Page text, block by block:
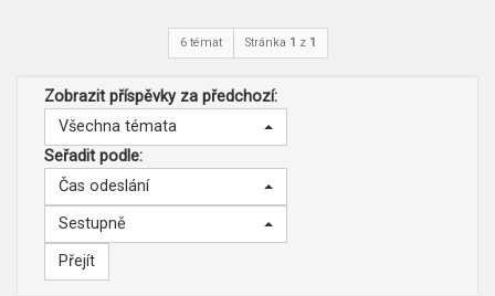
6 témat Stránka 1 z 1
Zobrazit příspěvky za předchozí:
Všechna témata
Seřadit podle:
Čas odeslání
Sestupně